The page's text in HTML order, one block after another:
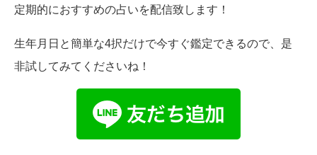
定期的におすすめの占いを配信致します！
生年月日と簡単な4択だけで今すぐ鑑定できるので、是
非試してみてくださいね！